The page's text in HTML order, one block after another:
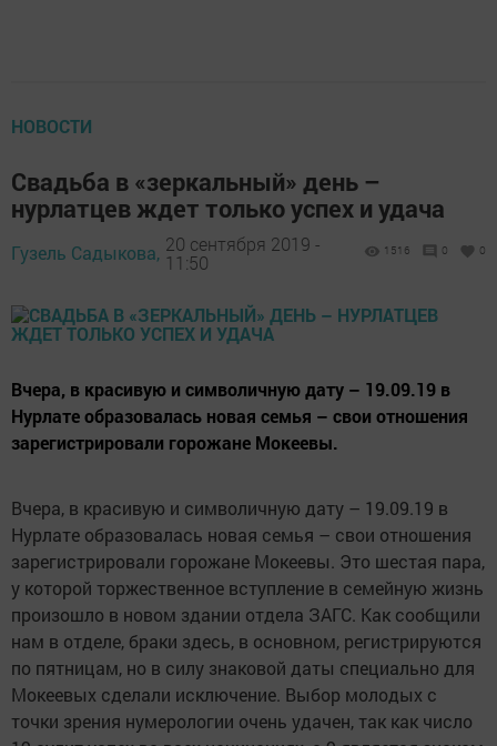
НОВОСТИ
Свадьба в «зеркальный» день –
нурлатцев ждет только успех и удача
Гузель Садыкова, 20 сентября 2019 -
11:50
1516 0 0
Вчера, в красивую и символичную дату – 19.09.19 в
Нурлате образовалась новая семья – свои отношения
зарегистрировали горожане Мокеевы.
Вчера, в красивую и символичную дату – 19.09.19 в
Нурлате образовалась новая семья – свои отношения
зарегистрировали горожане Мокеевы. Это шестая пара,
у которой торжественное вступление в семейную жизнь
произошло в новом здании отдела ЗАГС. Как сообщили
нам в отделе, браки здесь, в основном, регистрируются
по пятницам, но в силу знаковой даты специально для
Мокеевых сделали исключение. Выбор молодых с
точки зрения нумерологии очень удачен, так как число